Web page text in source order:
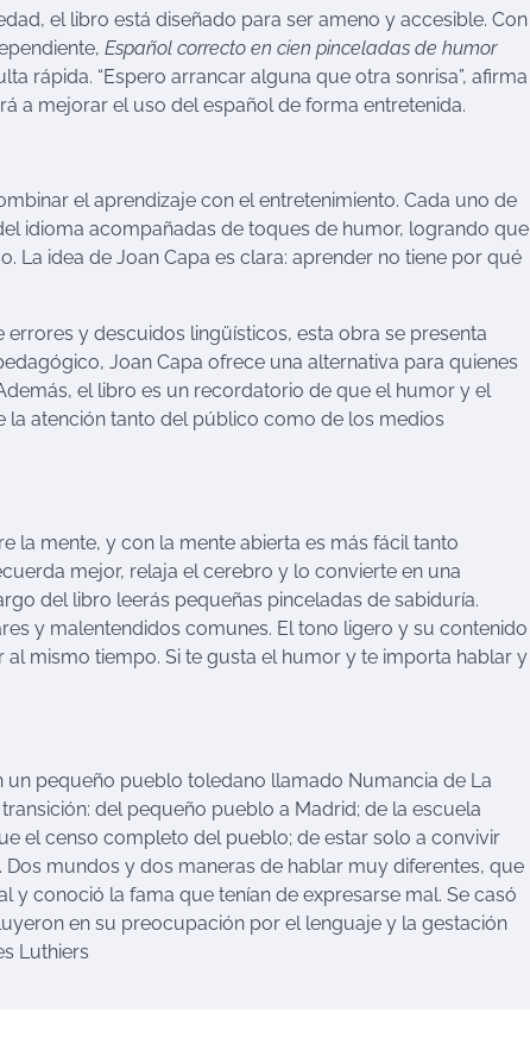
el libro está diseñado para ser ameno y accesible. Con
Español correcto en cien pinceladas de humor
rápida. “Espero arrancar alguna que otra sonrisa”, afirma
a mejorar el uso del español de forma entretenida.
el aprendizaje con el entretenimiento. Cada uno de
idioma acompañadas de toques de humor, logrando que
La idea de Joan Capa es clara: aprender no tiene por qué
y descuidos lingüísticos, esta obra se presenta
Joan Capa ofrece una alternativa para quienes
el libro es un recordatorio de que el humor y el
atención tanto del público como de los medios
la mente, y con la mente abierta es más fácil tanto
mejor, relaja el cerebro y lo convierte en una
del libro leerás pequeñas pinceladas de sabiduría.
y malentendidos comunes. El tono ligero y su contenido
mismo tiempo. Si te gusta el humor y te importa hablar y
pequeño pueblo toledano llamado Numancia de La
del pequeño pueblo a Madrid; de la escuela
el censo completo del pueblo; de estar solo a convivir
mundos y dos maneras de hablar muy diferentes, que
y conoció la fama que tenían de expresarse mal. Se casó
en su preocupación por el lenguaje y la gestación
Luthiers